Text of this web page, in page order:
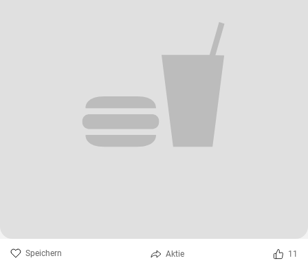
Speichern Aktie 11